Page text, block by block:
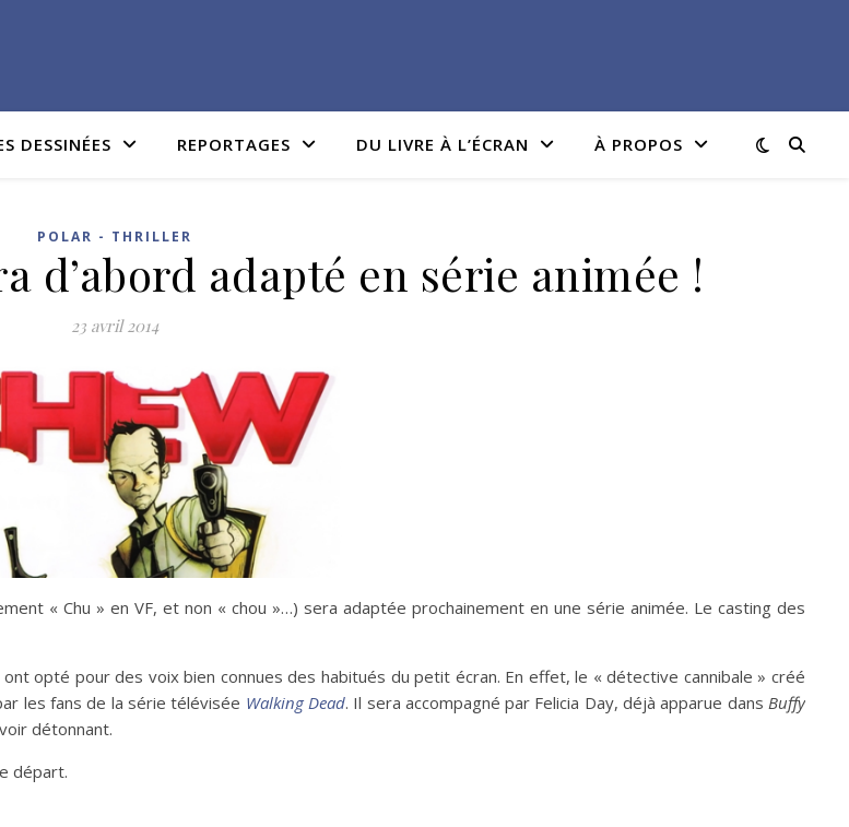
DESSINÉES REPORTAGES DU LIVRE À L’ÉCRAN À PROPOS
POLAR - THRILLER
d’abord adapté en série animée !
23 avril 2014
« Chu » en VF, et non « chou »…) sera adaptée prochainement en une série animée. Le casting des
opté pour des voix bien connues des habitués du petit écran. En effet, le « détective cannibale » créé
les fans de la série télévisée Walking Dead. Il sera accompagné par Felicia Day, déjà apparue dans Buffy
détonnant.
départ.